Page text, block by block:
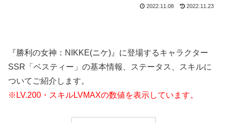
2022.11.08 2022.11.23
『勝利の女神：NIKKE(ニケ)』に登場するキャラクター
SSR「ベスティー」の基本情報、ステータス、スキルに
ついてご紹介します。
※LV.200・スキルLVMAXの数値を表示しています。